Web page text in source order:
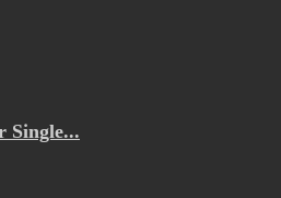
Single...